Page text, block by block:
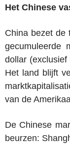
Het Chinese
China bezet de
gecumuleerde
dollar (exclusief
Het land blijft
van de
De Chinese
beurzen: